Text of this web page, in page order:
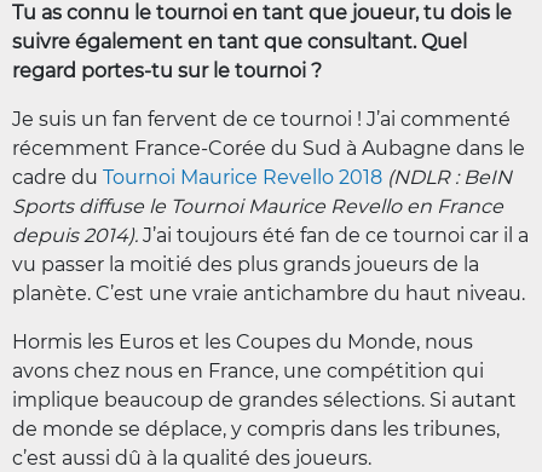
Tu as connu le tournoi en tant que joueur, tu dois le
suivre également en tant que consultant. Quel
regard portes-tu sur le tournoi ?
Je suis un fan fervent de ce tournoi ! J’ai commenté
récemment France-Corée du Sud à Aubagne dans le
cadre du Tournoi Maurice Revello 2018 (NDLR : BeIN
Sports diffuse le Tournoi Maurice Revello en France
depuis 2014). J’ai toujours été fan de ce tournoi car il a
vu passer la moitié des plus grands joueurs de la
planète. C’est une vraie antichambre du haut niveau.
Hormis les Euros et les Coupes du Monde, nous
avons chez nous en France, une compétition qui
implique beaucoup de grandes sélections. Si autant
de monde se déplace, y compris dans les tribunes,
c’est aussi dû à la qualité des joueurs.